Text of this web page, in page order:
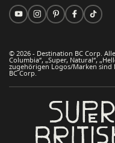
© 2026 - Destination BC Corp.
Columbia“, „Super, Natural“,
zugehörigen Logos/Marken sind
BC Corp.